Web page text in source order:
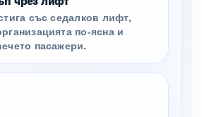
със седалков лифт,
по-ясна и
пасажери.